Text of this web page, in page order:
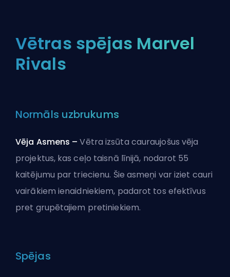
Vētras spējas Marvel
Rivals
Normāls uzbrukums
Vēja Asmens –Vētra izsūta cauraujošus vēja
projektus, kas ceļo taisnā līnijā, nodarot 55
kaitējumu par triecienu. Šie asmeņi var iziet cauri
vairākiem ienaidniekiem, padarot tos efektīvus
pret grupētajiem pretiniekiem.
Spējas